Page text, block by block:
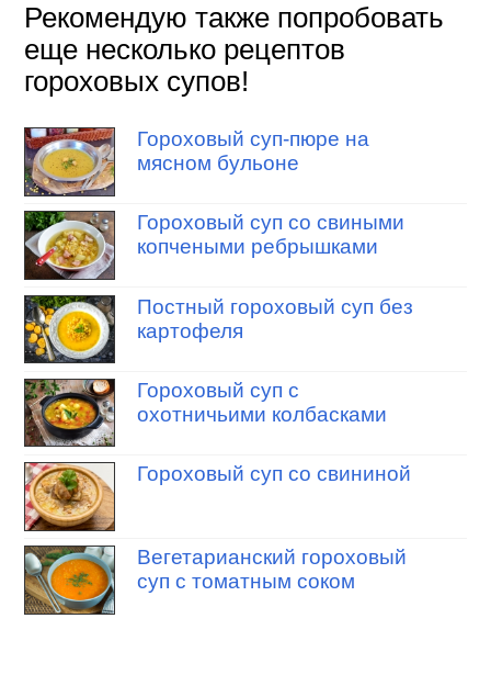
Рекомендую также попробовать
еще несколько рецептов
гороховых супов!
Гороховый суп-пюре на
мясном бульоне
Гороховый суп со свиными
копчеными ребрышками
Постный гороховый суп без
картофеля
Гороховый суп с
охотничьими колбасками
Гороховый суп со свининой
Вегетарианский гороховый
суп с томатным соком